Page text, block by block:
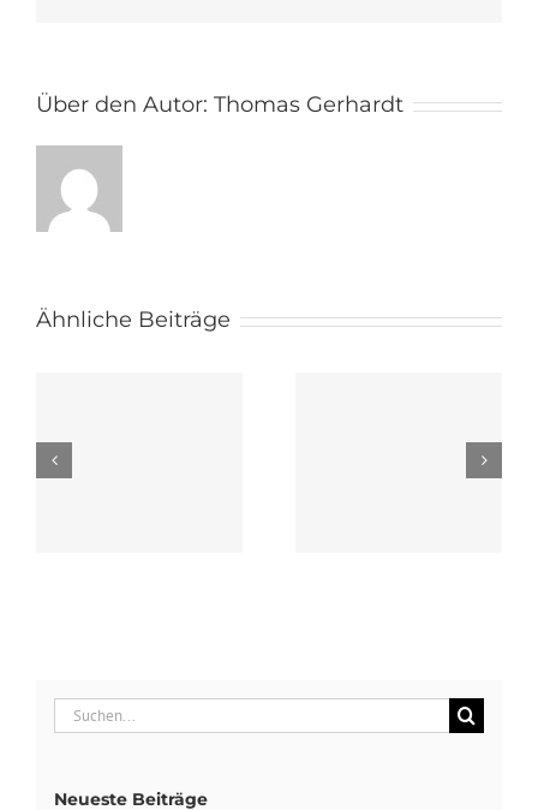
Über den Autor: Thomas Gerhardt
Ähnliche Beiträge
2021 Turnier in
Suche
nach:
Neueste Beiträge